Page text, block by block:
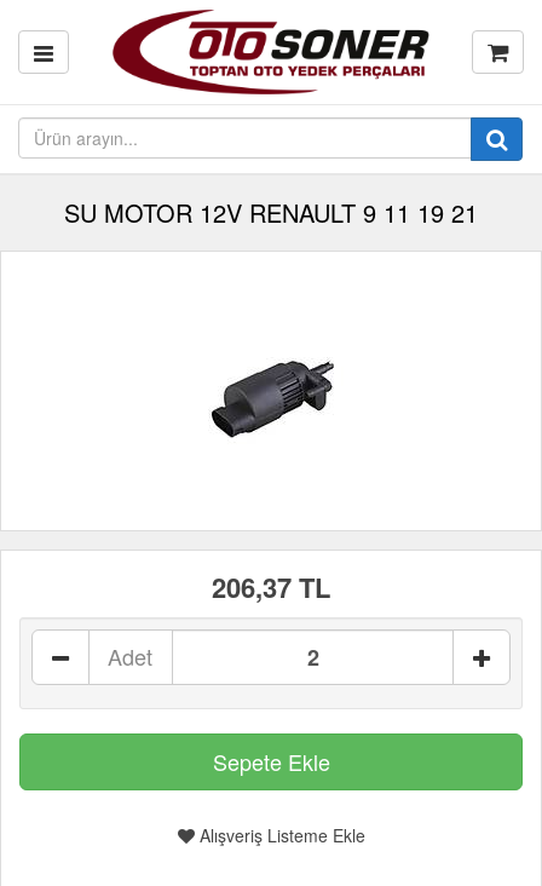
SU MOTOR 12V RENAULT 9 11 19 21
206,37 TL
Adet
Alışveriş Listeme Ekle